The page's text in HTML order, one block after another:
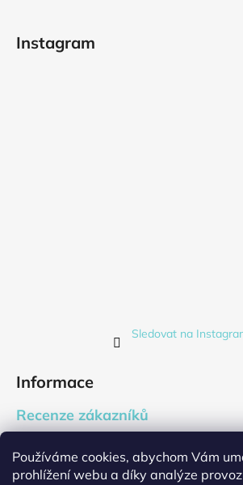
Používáme cookies, abychom Vám
prohlížení webu a díky analýze
Instagram
Sledovat na
Informace
Recenze zákazníků
Blog
Firemní dárky